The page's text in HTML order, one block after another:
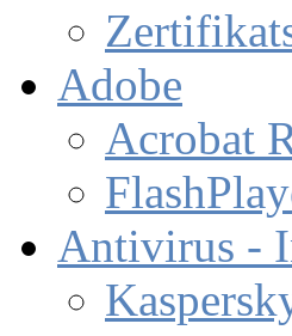
Adobe
Acrobat
Antivirus -